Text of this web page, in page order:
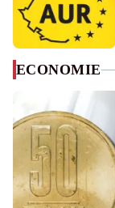
ECONOMIE